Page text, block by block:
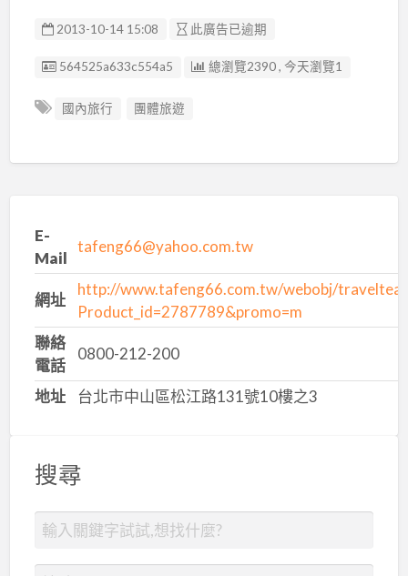
2013-10-14 15:08 此廣告已逾期
廣告编號
564525a633c554a5 總瀏覽2390 , 今天瀏覽1
國內旅行 團體旅遊
E-
Mail
tafeng66@yahoo.com.tw
網址
http://www.tafeng66.com.tw/webobj/
Product_id=2787789&promo=m
聯絡
電話
0800-212-200
地址 台北市中山區松江路131號10樓之3
搜尋